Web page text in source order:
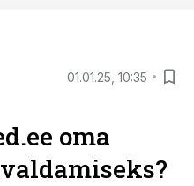
01.01.25, 10:35
oma